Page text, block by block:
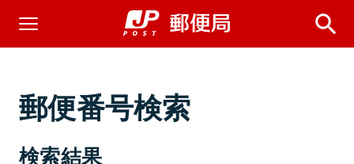
郵便番号検索
検索結果